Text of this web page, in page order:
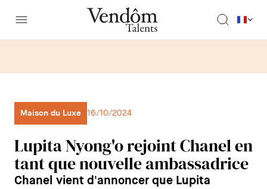
Maison du Luxe 16/10/2024
Lupita Nyong'o rejoint Chanel en
tant que nouvelle ambassadrice
Chanel vient d'annoncer que Lupita